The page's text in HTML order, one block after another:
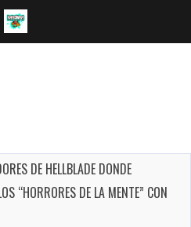
DE HELLBLADE DONDE
“HORRORES DE LA MENTE” CON